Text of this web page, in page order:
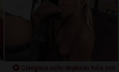
Colegiala coño depilado folla con